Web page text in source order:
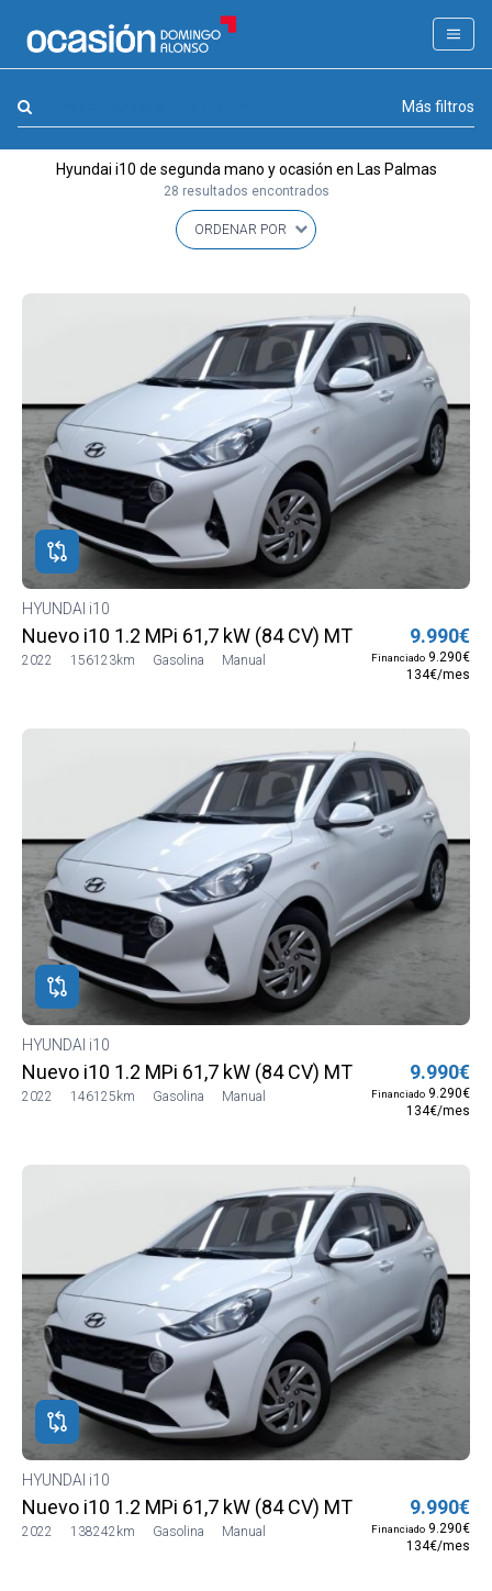
FILTROS
APPROVED
Combustible y cambio (0)
Precio y cuota
Carrocería, año y Kms. (0)
Más filtros
Hyundai i10 de segunda mano y ocasión en Las Palmas
28 resultados encontrados
HYUNDAI i10
Nuevo i10 1.2 MPi 61,7 kW (84 CV) MT5 2WD Go MY21
2022 156123km Gasolina Manual
9.990€
Financiado 9.290€
134€/mes
HYUNDAI i10
Nuevo i10 1.2 MPi 61,7 kW (84 CV) MT5 2WD Go MY21
2022 146125km Gasolina Manual
9.990€
Financiado 9.290€
134€/mes
HYUNDAI i10
Nuevo i10 1.2 MPi 61,7 kW (84 CV) MT5 2WD Go MY21
2022 138242km Gasolina Manual
9.990€
Financiado 9.290€
134€/mes